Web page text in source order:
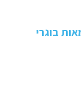
בוגרי